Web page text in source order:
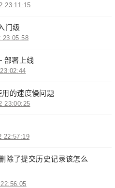
23:11:15
门级
23:05:58
署上线
的速度慢问题
23:00:25
22:57:19
除了提交历史记录该怎么